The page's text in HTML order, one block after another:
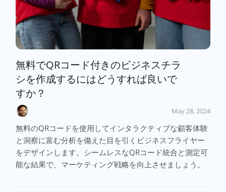
無料でQRコード付きのビジネスチラ
シを作成するにはどうすれば良いで
すか？
May 28, 2024
無料のQRコードを使用してインタラクティブな顧客体験
と洞察に富む分析を備えた目を引くビジネスフライヤー
をデザインします。シームレスなQRコード統合と測定可
能な結果で、マーケティング戦略を向上させましょう。